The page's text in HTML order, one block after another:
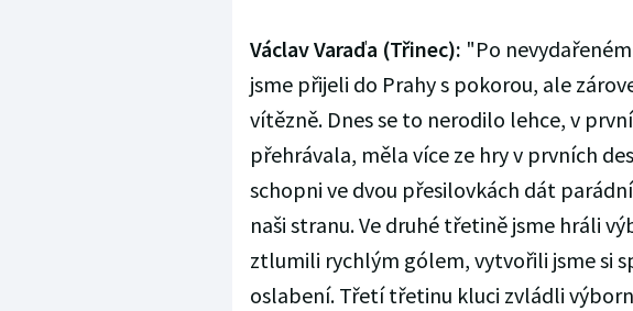
Václav Varaďa (Třinec): "Po
jsme přijeli do Prahy s pokorou, ale
vítězně. Dnes se to nerodilo lehce, v
přehrávala, měla více ze hry v prvních
schopni ve dvou přesilovkách dát
naši stranu. Ve druhé třetině jsme hráli
ztlumili rychlým gólem, vytvořili jsme si
oslabení. Třetí třetinu kluci zvládli